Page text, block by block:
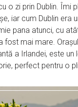
o zi prin Dublin. Îmi
iar cum Dublin era
pana atunci, cu
fost mai mare. Orașul
a Irlandei, este un
perfect pentru o